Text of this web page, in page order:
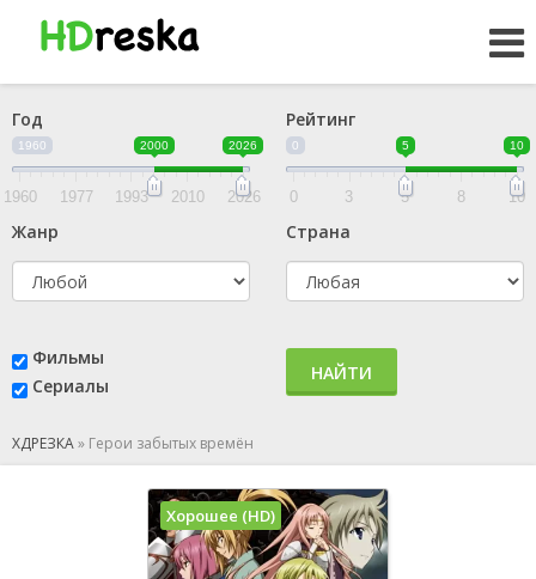
Год
1960 2000 2026
1960 1977 1993 2010 2026
Рейтинг
0 5 10
0 3 5 8 10
Жанр Страна
Фильмы
Сериалы
НАЙТИ
ХДРЕЗКА» Герои забытых времён
Хорошее (HD)